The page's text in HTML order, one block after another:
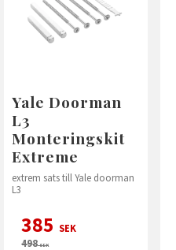
Yale Doorman
L3
Monteringskit
Extreme
extrem sats till Yale doorman
L3
385 SEK
498SEK